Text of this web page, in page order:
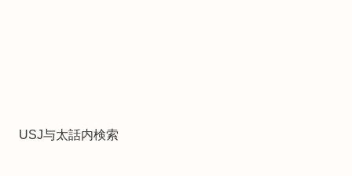
USJ与太話内検索